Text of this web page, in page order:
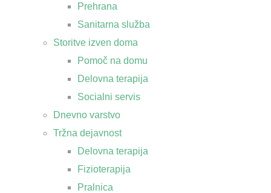
Prehrana
Sanitarna služba
Storitve izven doma
Pomoč na domu
Delovna terapija
Socialni servis
Dnevno varstvo
Tržna dejavnost
Delovna terapija
Fizioterapija
Pralnica